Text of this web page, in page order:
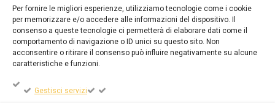
Per fornire le migliori esperienze, utilizziamo tecnologie come i cookie
per memorizzare e/o accedere alle informazioni del dispositivo. Il
consenso a queste tecnologie ci permetterà di elaborare dati come il
comportamento di navigazione o ID unici su questo sito. Non
acconsentire o ritirare il consenso può influire negativamente su alcune
caratteristiche e funzioni.
Gestisci servizi
PRIVACY E COOKIES
DICHIARAZIONE SULLA PRIVACY (UE)
COOKIE POLICY (UE)